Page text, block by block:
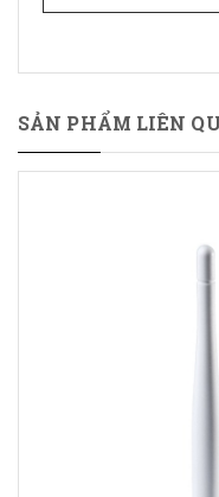
SẢN PHẨM LIÊN